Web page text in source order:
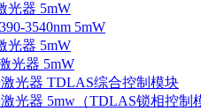
光器 5mW
3540nm 5mW
光器 5mW
光器 5mW
光器 TDLAS综合控制模块
光器 5mw（TDLAS锁相控制